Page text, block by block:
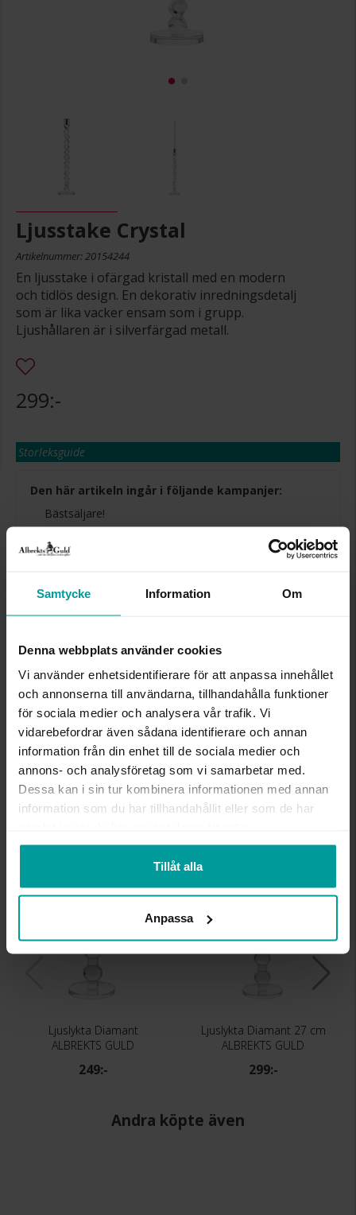
Samtycke Information Om
Denna webbplats använder cookies
Vi använder enhetsidentifierare för att anpassa innehållet
och annonserna till användarna, tillhandahålla funktioner
för sociala medier och analysera vår trafik. Vi
vidarebefordrar även sådana identifierare och annan
information från din enhet till de sociala medier och
annons- och analysföretag som vi samarbetar med.
Dessa kan i sin tur kombinera informationen med annan
information som du har tillhandahållit eller som de har
Tillåt alla
Anpassa
Ljusstake Crystal
Artikelnummer: 20154244
En ljusstake i ofärgad kristall med en modern
och tidlös design. En dekorativ inredningsdetalj
som är lika vacker ensam som i grupp.
Ljushållaren är i silverfärgad metall.
299:-
Storleksguide
Den här artikeln ingår i följande kampanjer:
Bästsäljare!
Presentinslagning
✅ Alltid grymma deals.
✅ Öppet köp i 30 dagar vid onlineköp.
✅ Fri frakt till ombud vid köp över 500 kr.
LÄGG I VARUKORGEN
INFO
HÖJD CA (CM)
36
VARUMÄRKE
Albrekts Guld
Kristall,metall
Liknande produkter
Ljuslykta Diamant
ALBREKTS GULD
249:-
Ljuslykta Diamant 27 cm
ALBREKTS GULD
299:-
Andra köpte även